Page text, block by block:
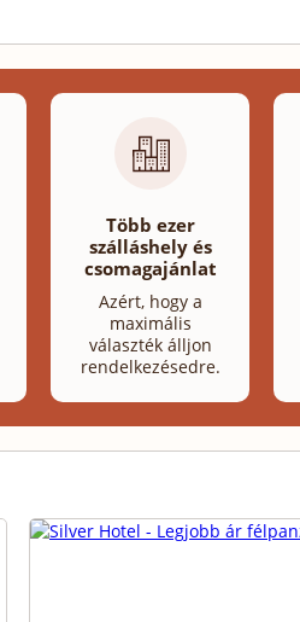
Több ezer
szálláshely és
csomagajánlat
Azért, hogy a
maximális
választék álljon
rendelkezésedre.